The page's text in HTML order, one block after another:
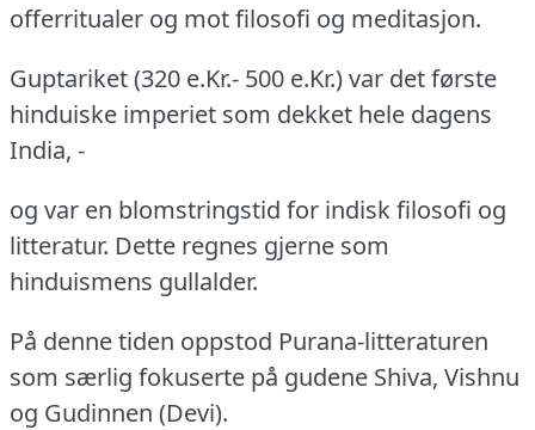
offerritualer og mot filosofi og meditasjon.
Guptariket (320 e.Kr.- 500 e.Kr.)var det første
hinduiske imperiet som dekket hele dagens
India, -
og var en blomstringstid for indisk filosofi og
litteratur. Dette regnes gjerne som
hinduismens gullalder.
På denne tiden oppstod Purana-litteraturen
som særlig fokuserte på gudene Shiva, Vishnu
og Gudinnen (Devi).